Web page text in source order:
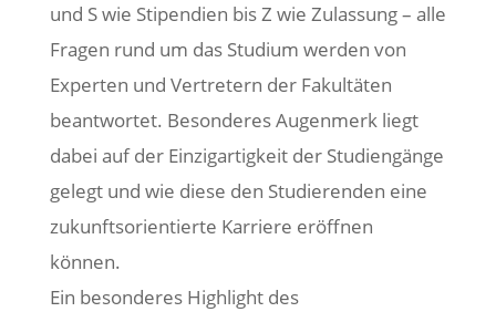
und S wie Stipendien bis Z wie Zulassung – alle
Fragen rund um das Studium werden von
Experten und Vertretern der Fakultäten
beantwortet. Besonderes Augenmerk liegt
dabei auf der Einzigartigkeit der Studiengänge
gelegt und wie diese den Studierenden eine
zukunftsorientierte Karriere eröffnen
können.
Ein besonderes Highlight des